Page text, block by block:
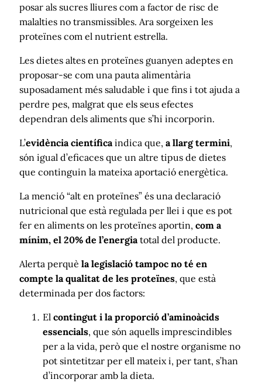
posar als sucres lliures com a factor de risc de
malalties no transmissibles. Ara sorgeixen les
proteïnes com el nutrient estrella.
Les dietes altes en proteïnes guanyen adeptes en
proposar-se com una pauta alimentària
suposadament més saludable i que fins i tot ajuda a
perdre pes, malgrat que els seus efectes
dependran dels aliments que s’hi incorporin.
L’evidència científica indica que, a llarg termini,
són igual d’eficaces que un altre tipus de dietes
que continguin la mateixa aportació energètica.
La menció “alt en proteïnes” és una declaració
nutricional que està regulada per llei i que es pot
fer en aliments on les proteïnes aportin, com a
mínim, el 20% de l’energia total del producte.
Alerta perquè la legislació tampoc no té en
compte la qualitat de les proteïnes, que està
determinada per dos factors:
El contingut i la proporció d’aminoàcids
essencials, que són aquells imprescindibles
per a la vida, però que el nostre organisme no
pot sintetitzar per ell mateix i, per tant, s’han
d’incorporar amb la dieta.